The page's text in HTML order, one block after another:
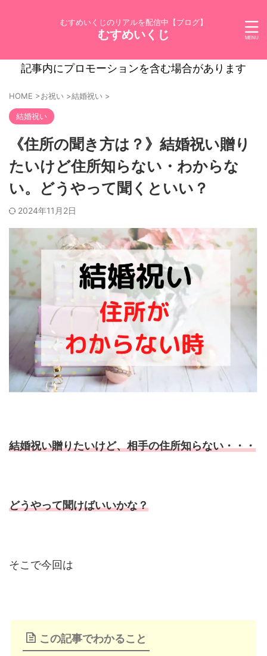
むすめいくじのリアルを配信中【ブログ】
むすめいくじ
記事内にプロモーションを含む場合があります
HOME >お祝い >結婚祝い >
結婚祝い
《住所の聞き方は？》結婚祝い贈り
たいけど住所知らない・わからな
い。どうやって聞くといい？
2024年11月2日
結婚祝い贈りたいけど、相手の住所知らない・・・
どうやって聞けばいいかな？
そこで今回は
この記事でわかること